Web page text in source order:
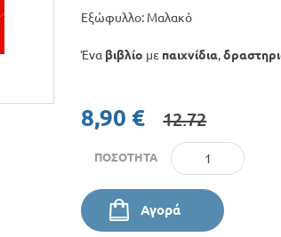
Εξώφυλλο: Μαλακό
Ένα βιβλίο με παιχνίδια,
8,90 € 12.72
ΠΟΣΌΤΗΤΑ
Αγορά